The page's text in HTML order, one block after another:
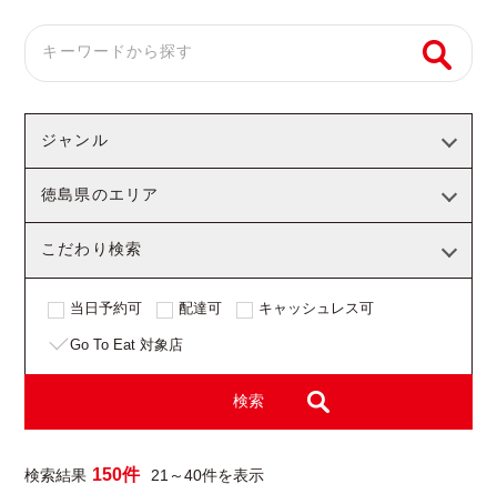
ジャンル
徳島県のエリア
こだわり検索
当日予約可 配達可 キャッシュレス可
Go To Eat 対象店
検索
検索結果 150件 21～40件を表示